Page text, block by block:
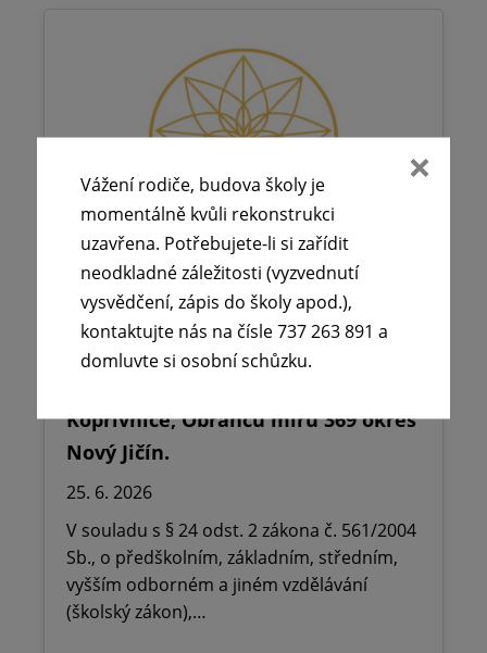
🪧Oznámení o udělení ředitelského
Kopřivnice, Obránců míru 369 okres
Nový Jičín.
25. 6. 2026
V souladu s § 24 odst. 2 zákona č. 561/2004
Sb., o předškolním, základním, středním,
vyšším odborném a jiném vzdělávání
(školský zákon),…
Vážení rodiče, budova školy je
momentálně kvůli rekonstrukci
uzavřena. Potřebujete-li si zařídit
neodkladné záležitosti (vyzvednutí
vysvědčení, zápis do školy apod.),
kontaktujte nás na čísle 737 263 891 a
domluvte si osobní schůzku.